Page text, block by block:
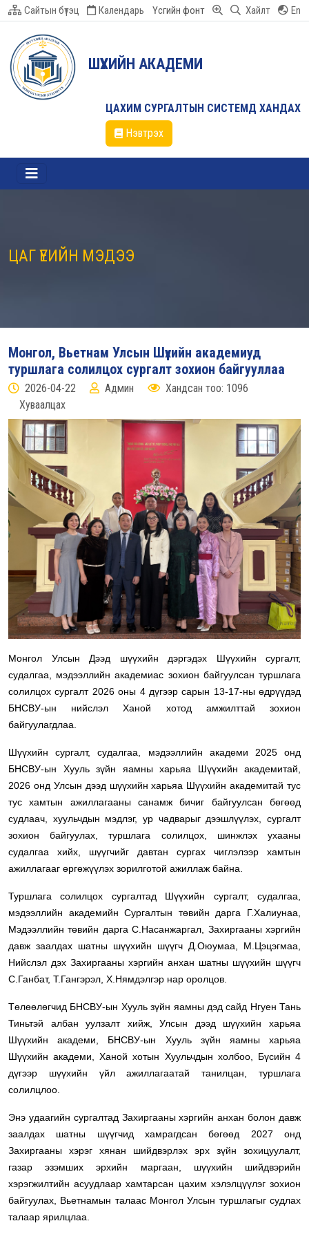
Сайтын бүтэц Календарь Үсгийн фонт Хайлт En
ШҮҮХИЙН АКАДЕМИ
ЦАХИМ СУРГАЛТЫН СИСТЕМД ХАНДАХ
Нэвтрэх
ЦАГ ҮЕИЙН МЭДЭЭ
Монгол, Вьетнам Улсын Шүүхийн академиуд
туршлага солилцох сургалт зохион байгууллаа
2026-04-22 Админ
Хандсан тоо: 1096
Хуваалцах
Монгол Улсын Дээд шүүхийн дэргэдэх Шүүхийн сургалт,
судалгаа, мэдээллийн академиас зохион байгуулсан туршлага
солилцох сургалт 2026 оны 4 дүгээр сарын 13-17-ны өдрүүдэд
БНСВУ-ын нийслэл Ханой хотод амжилттай зохион
байгуулагдлаа.
Шүүхийн сургалт, судалгаа, мэдээллийн академи 2025 онд
БНСВУ-ын Хууль зүйн яамны харьяа Шүүхийн академитай,
2026 онд Улсын дээд шүүхийн харьяа Шүүхийн академитай тус
тус хамтын ажиллагааны санамж бичиг байгуулсан бөгөөд
судлаач, хуульчдын мэдлэг, ур чадварыг дээшлүүлэх, сургалт
зохион байгуулах, туршлага солилцох, шинжлэх ухааны
судалгаа хийх, шүүгчийг давтан сургах чиглэлээр хамтын
ажиллагааг өргөжүүлэх зорилготой ажиллаж байна.
Туршлага солилцох сургалтад Шүүхийн сургалт, судалгаа,
мэдээллийн академийн Сургалтын төвийн дарга Г.Халиунаа,
Мэдээллийн төвийн дарга С.Насанжаргал, Захиргааны хэргийн
давж заалдах шатны шүүхийн шүүгч Д.Оюумаа, М.Цэцэгмаа,
Нийслэл дэх Захиргааны хэргийн анхан шатны шүүхийн шүүгч
С.Ганбат, Т.Гангэрэл, Х.Нямдэлгэр нар оролцов.
Төлөөлөгчид БНСВУ-ын Хууль зүйн яамны дэд сайд Нгуен Тань
Тиньтэй албан уулзалт хийж, Улсын дээд шүүхийн харьяа
Шүүхийн академи, БНСВУ-ын Хууль зүйн яамны харьяа
Шүүхийн академи, Ханой хотын Хуульчдын холбоо, Бүсийн 4
дүгээр шүүхийн үйл ажиллагаатай танилцан, туршлага
солилцлоо.
Энэ удаагийн сургалтад Захиргааны хэргийн анхан болон давж
заалдах шатны шүүгчид хамрагдсан бөгөөд 2027 онд
Захиргааны хэрэг хянан шийдвэрлэх эрх зүйн зохицуулалт,
газар эзэмших эрхийн маргаан, шүүхийн шийдвэрийн
хэрэгжилтийн асуудлаар хамтарсан цахим хэлэлцүүлэг зохион
байгуулах, Вьетнамын талаас Монгол Улсын туршлагыг судлах
талаар ярилцлаа.